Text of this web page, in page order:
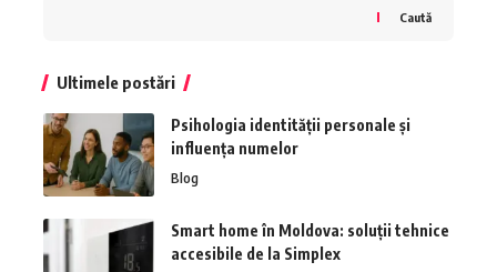
Caută
Ultimele postări
Psihologia identității personale și
influența numelor
Blog
Smart home în Moldova: soluții tehnice
accesibile de la Simplex